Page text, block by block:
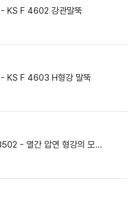
KS F 4602 강관말뚝
KS F 4603 H형강 말뚝
(신) KS 표준문서 KS_D_3502 - 열간 압연 형강의 모양ㆍ치수ㆍ무게 및 그 허용차